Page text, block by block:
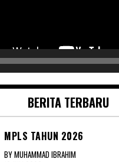
BERITA TERBARU
MPLS TAHUN 2026
BY MUHAMMAD IBRAHIM